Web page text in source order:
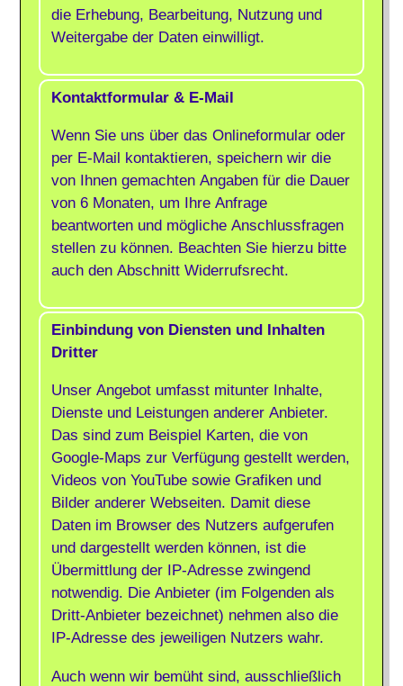
die Erhebung, Bearbeitung, Nutzung und
Weitergabe der Daten einwilligt.
Kontaktformular & E-Mail
Wenn Sie uns über das Onlineformular oder
per E-Mail kontaktieren, speichern wir die
von Ihnen gemachten Angaben für die Dauer
von 6 Monaten, um Ihre Anfrage
beantworten und mögliche Anschlussfragen
stellen zu können. Beachten Sie hierzu bitte
auch den Abschnitt Widerrufsrecht.
Einbindung von Diensten und Inhalten
Dritter
Unser Angebot umfasst mitunter Inhalte,
Dienste und Leistungen anderer Anbieter.
Das sind zum Beispiel Karten, die von
Google-Maps zur Verfügung gestellt werden,
Videos von YouTube sowie Grafiken und
Bilder anderer Webseiten. Damit diese
Daten im Browser des Nutzers aufgerufen
und dargestellt werden können, ist die
Übermittlung der IP-Adresse zwingend
notwendig. Die Anbieter (im Folgenden als
Dritt-Anbieter bezeichnet) nehmen also die
IP-Adresse des jeweiligen Nutzers wahr.
Auch wenn wir bemüht sind, ausschließlich